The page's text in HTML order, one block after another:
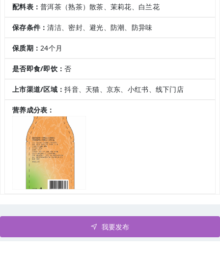
配料表：普洱茶（熟茶）散茶、茉莉花、白兰花
保存条件：清洁、密封、避光、防潮、防异味
保质期：24个月
是否即食/即饮：否
上市渠道/区域：抖音、天猫、京东、小红书、线下门店
营养成分表：
我要发布